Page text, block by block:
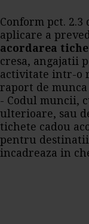
Conform pct.
aplicare a
acordarea
cresa, angajatii
activitate intr-o
raport de munca
- Codul muncii,
ulterioare, sau
tichete cadou
pentru
incadreaza in